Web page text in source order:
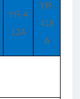
YR-4
12A
YR-
418
A